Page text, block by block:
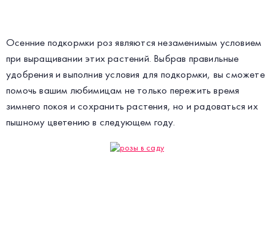
Осенние подкормки роз являются незаменимым условием
при выращивании этих растений. Выбрав правильные
удобрения и выполнив условия для подкормки, вы сможете
помочь вашим любимицам не только пережить время
зимнего покоя и сохранить растения, но и радоваться их
пышному цветению в следующем году.